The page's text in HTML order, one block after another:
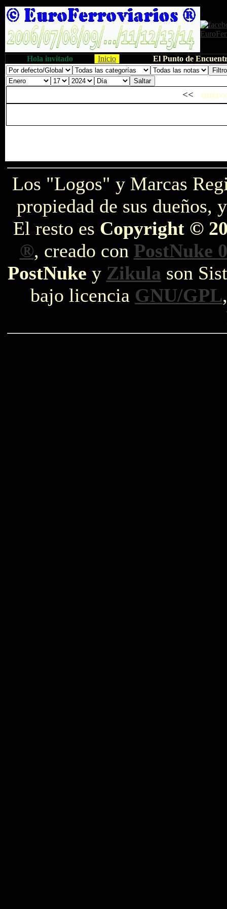
Hola invitado Inicio El Punto de
<<
Los "Logos" y Marcas
propiedad de sus dueños,
El resto es Copyright ©
®, creado con PostNuke
PostNuke y Zikula son
bajo licencia GNU/GPL